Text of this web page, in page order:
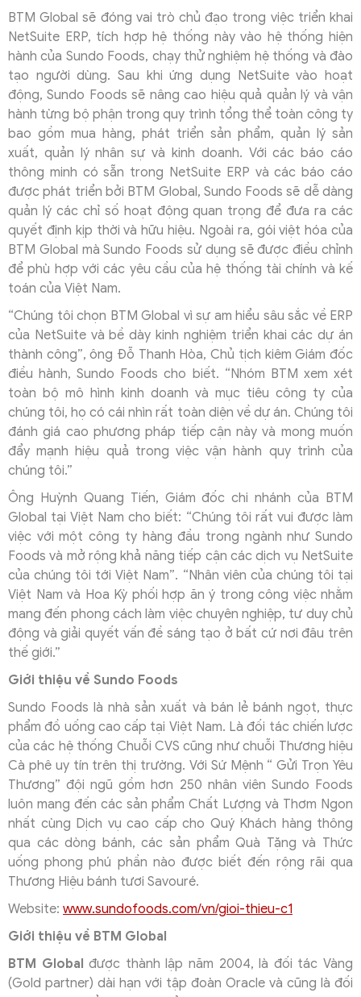
BTM Global sẽ đóng vai trò chủ đạo trong việc triển khai
NetSuite ERP, tích hợp hệ thống này vào hệ thống hiện
hành của Sundo Foods, chạy thử nghiệm hệ thống và đào
tạo người dùng. Sau khi ứng dụng NetSuite vào hoạt
động, Sundo Foods sẽ nâng cao hiệu quả quản lý và vận
hành từng bộ phận trong quy trình tổng thể toàn công ty
bao gồm mua hàng, phát triển sản phẩm, quản lý sản
xuất, quản lý nhân sự và kinh doanh. Với các báo cáo
thông minh có sẵn trong NetSuite ERP và các báo cáo
được phát triển bởi BTM Global, Sundo Foods sẽ dễ dàng
quản lý các chỉ số hoạt động quan trọng để đưa ra các
quyết định kịp thời và hữu hiệu. Ngoài ra, gói việt hóa của
BTM Global mà Sundo Foods sử dụng sẽ được điều chỉnh
để phù hợp với các yêu cầu của hệ thống tài chính và kế
toán của Việt Nam.
“Chúng tôi chọn BTM Global vì sự am hiểu sâu sắc về ERP
của NetSuite và bề dày kinh nghiệm triển khai các dự án
thành công”, ông Đỗ Thanh Hòa, Chủ tịch kiêm Giám đốc
điều hành, Sundo Foods cho biết. “Nhóm BTM xem xét
toàn bộ mô hình kinh doanh và mục tiêu công ty của
chúng tôi, họ có cái nhìn rất toàn diện về dự án. Chúng tôi
đánh giá cao phương pháp tiếp cận này và mong muốn
đẩy mạnh hiệu quả trong việc vận hành quy trình của
chúng tôi.”
Ông Huỳnh Quang Tiến, Giám đốc chi nhánh của BTM
Global tại Việt Nam cho biết: “Chúng tôi rất vui được làm
việc với một công ty hàng đầu trong ngành như Sundo
Foods và mở rộng khả năng tiếp cận các dịch vụ NetSuite
của chúng tôi tới Việt Nam”. “Nhân viên của chúng tôi tại
Việt Nam và Hoa Kỳ phối hợp ăn ý trong công việc nhằm
mang đến phong cách làm việc chuyên nghiệp, tư duy chủ
động và giải quyết vấn đề sáng tạo ở bất cứ nơi đâu trên
thế giới.”
Giới thiệu về Sundo Foods
Sundo Foods là nhà sản xuất và bán lẻ bánh ngọt, thực
phẩm đồ uống cao cấp tại Việt Nam. Là đối tác chiến lược
của các hệ thống Chuỗi CVS cũng như chuỗi Thương hiệu
Cà phê uy tín trên thị trường. Với Sứ Mệnh “ Gửi Trọn Yêu
Thương” đội ngũ gồm hơn 250 nhân viên Sundo Foods
luôn mang đến các sản phẩm Chất Lượng và Thơm Ngon
nhất cùng Dịch vụ cao cấp cho Quý Khách hàng thông
qua các dòng bánh, các sản phẩm Quà Tặng và Thức
uống phong phú phần nào được biết đến rộng rãi qua
Thương Hiệu bánh tươi Savouré.
Website: www.sundofoods.com/vn/gioi-thieu-c1
Giới thiệu về BTM Global
BTM Global được thành lập năm 2004, là đối tác Vàng
(Gold partner) dài hạn với tập đoàn Oracle và cũng là đối